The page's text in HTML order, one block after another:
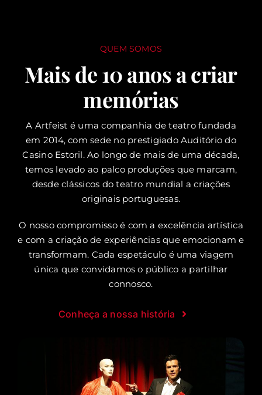
QUEM SOMOS
Mais de 10 anos a criar
memórias
A Artfeist é uma companhia de teatro fundada
em 2014, com sede no prestigiado Auditório do
Casino Estoril. Ao longo de mais de uma década,
temos levado ao palco produções que marcam,
desde clássicos do teatro mundial a criações
originais portuguesas.
O nosso compromisso é com a excelência artística
e com a criação de experiências que emocionam e
transformam. Cada espetáculo é uma viagem
única que convidamos o público a partilhar
connosco.
Conheça a nossa história